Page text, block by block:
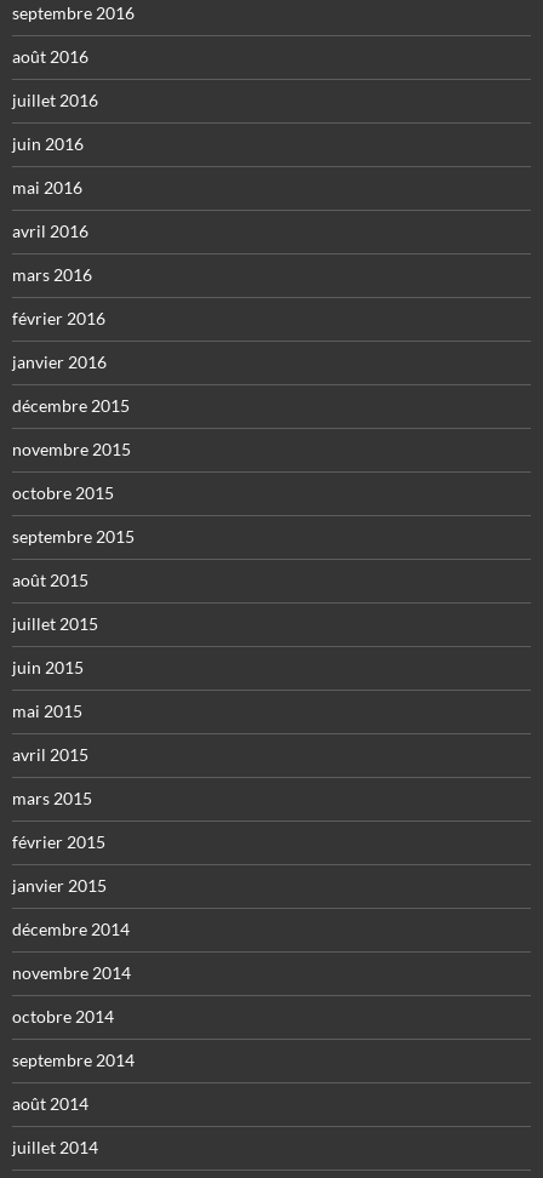
septembre 2016
août 2016
juillet 2016
juin 2016
mai 2016
avril 2016
mars 2016
février 2016
janvier 2016
décembre 2015
novembre 2015
octobre 2015
septembre 2015
août 2015
juillet 2015
juin 2015
mai 2015
avril 2015
mars 2015
février 2015
janvier 2015
décembre 2014
novembre 2014
octobre 2014
septembre 2014
août 2014
juillet 2014